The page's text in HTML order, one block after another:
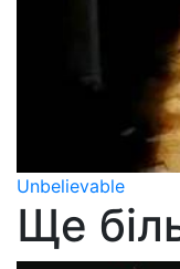
Unbelievable
Ще